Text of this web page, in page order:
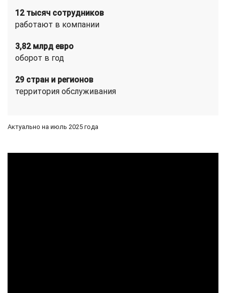
12 тысяч сотрудников
работают в компании
3,82 млрд евро
оборот в год
29 стран и регионов
территория обслуживания
Актуально на июль 2025 года